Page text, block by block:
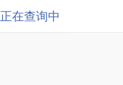
正在查询中